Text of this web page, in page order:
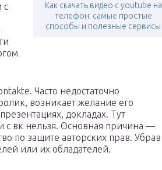
Как скачать видео с youtube на
телефон: самые простые
способы и полезные сервисы
с
Часто недостаточно
возникает желание его
докладах. Тут
с вк нельзя. Основная причина —
по защите авторских прав. Убрав
или их обладателей.